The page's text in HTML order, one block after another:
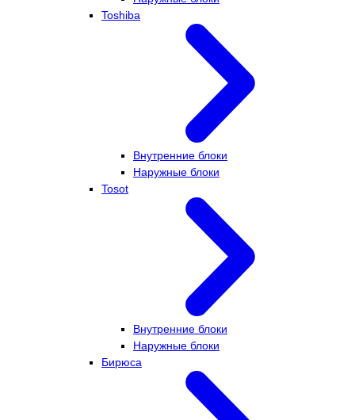
Toshiba
Внутренние блоки
Наружные блоки
Tosot
Внутренние блоки
Наружные блоки
Бирюса